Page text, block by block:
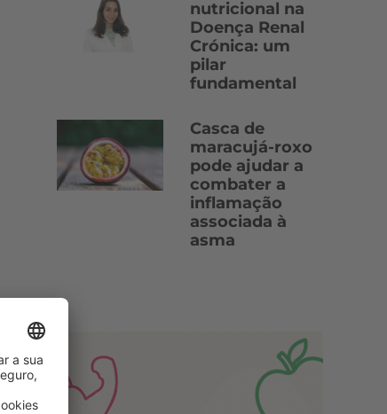
nutricional na
Doença Renal
Crónica: um
pilar
fundamental
Casca de
maracujá-roxo
pode ajudar a
combater a
inflamação
associada à
asma